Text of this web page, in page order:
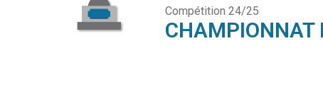
Compétition 24/25